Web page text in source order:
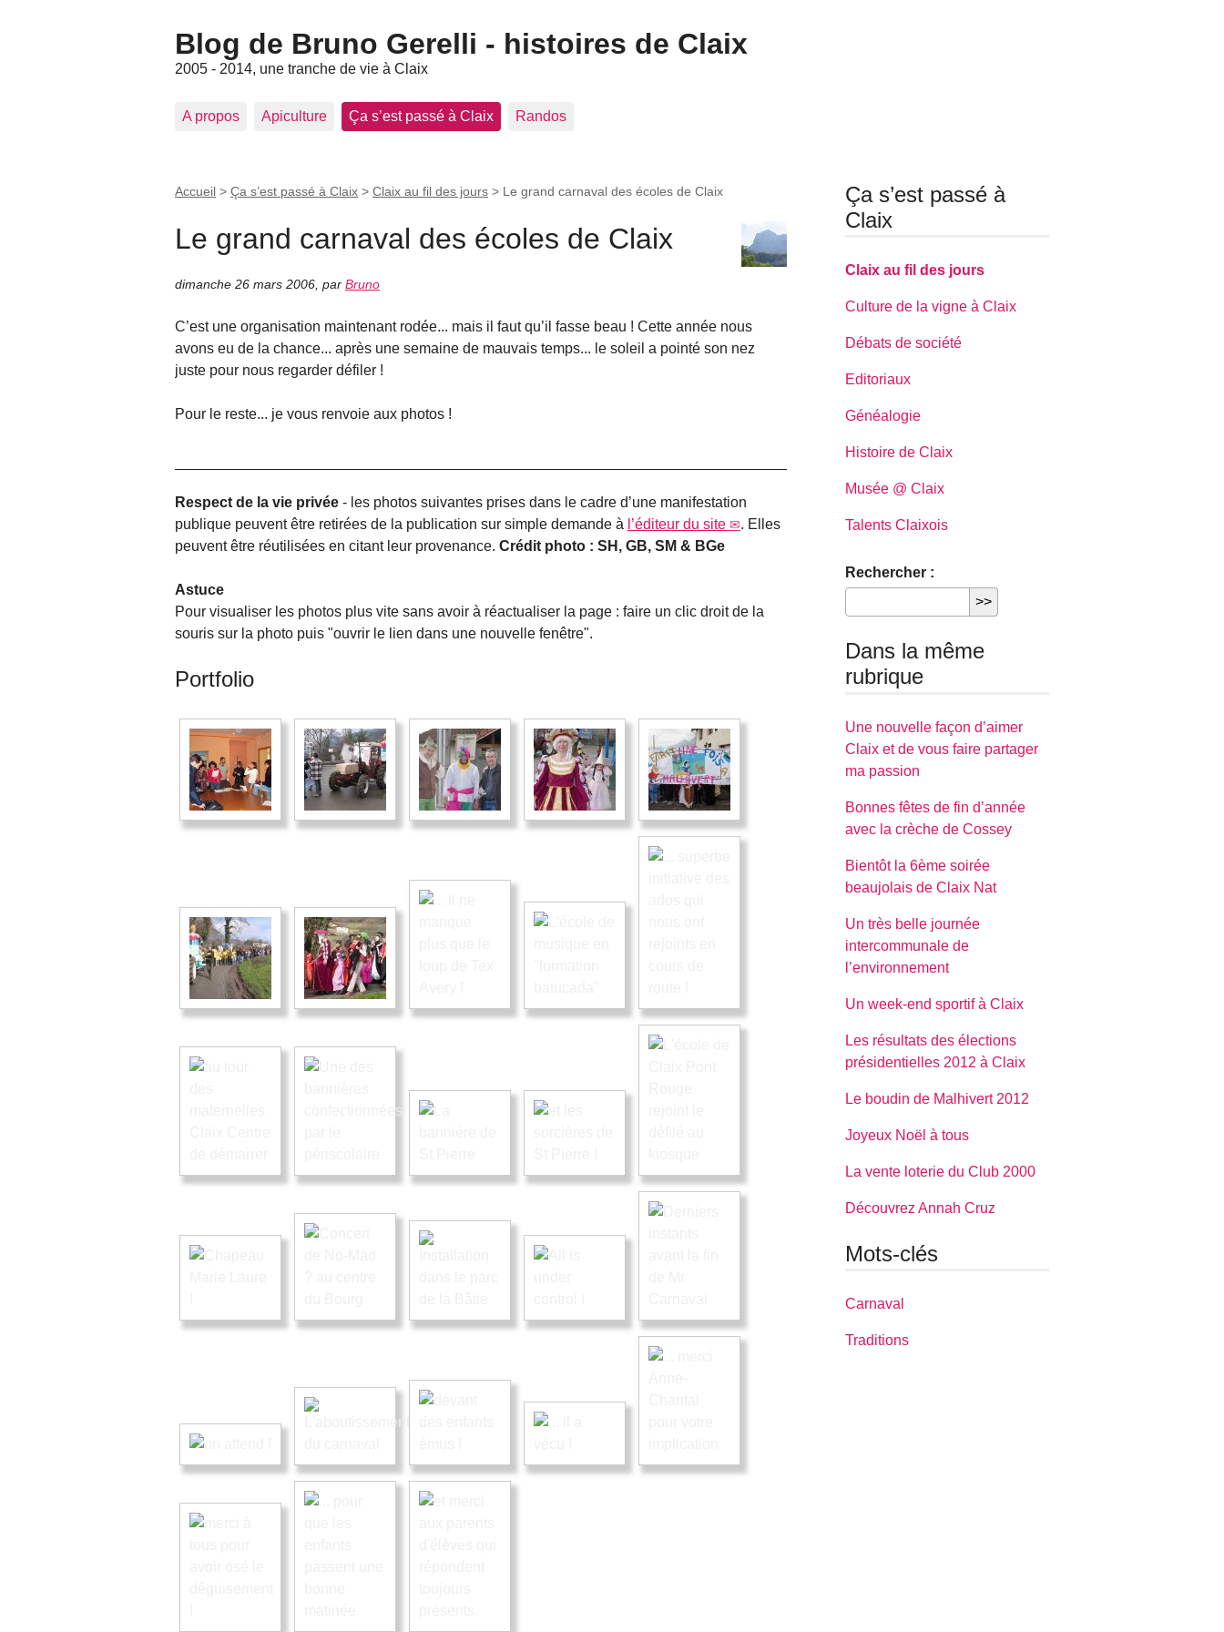
Blog de Bruno Gerelli - histoires de Claix
2005 - 2014, une tranche de vie à Claix
A propos Apiculture Ça s’est passé à Claix Randos
Accueil > Ça s’est passé à Claix > Claix au fil des jours > Le grand carnaval des écoles de Claix
Le grand carnaval des écoles de Claix
dimanche 26 mars 2006 par Bruno
C’est une organisation maintenant rodée... mais il faut qu’il fasse beau ! Cette année nous
avons eu de la chance... après une semaine de mauvais temps... le soleil a pointé son nez
juste pour nous regarder défiler !
Pour le reste... je vous renvoie aux photos !
Respect de la vie privée - les photos suivantes prises dans le cadre d’une manifestation
publique peuvent être retirées de la publication sur simple demande à l’éditeur du site
. Elles
peuvent être réutilisées en citant leur provenance. Crédit photo : SH, GB, SM & BGe
Astuce
Pour visualiser les photos plus vite sans avoir à réactualiser la page : faire un clic droit de la
souris sur la photo puis "ouvrir le lien dans une nouvelle fenêtre".
Portfolio
Ça s’est passé à
Claix
Claix au fil des jours
Culture de la vigne à Claix
Débats de société
Editoriaux
Généalogie
Histoire de Claix
Musée @ Claix
Talents Claixois
Rechercher :
Dans la même
rubrique
Une nouvelle façon d’aimer
Claix et de vous faire partager
ma passion
Bonnes fêtes de fin d’année
avec la crèche de Cossey
Bientôt la 6ème soirée
beaujolais de Claix Nat
Un très belle journée
intercommunale de
l’environnement
Un week-end sportif à Claix
Les résultats des élections
présidentielles 2012 à Claix
Le boudin de Malhivert 2012
Joyeux Noël à tous
La vente loterie du Club 2000
Découvrez Annah Cruz
Mots-clés
Carnaval
Traditions